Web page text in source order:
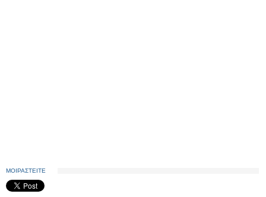
ΜΟΙΡΑΣΤΕΙΤΕ